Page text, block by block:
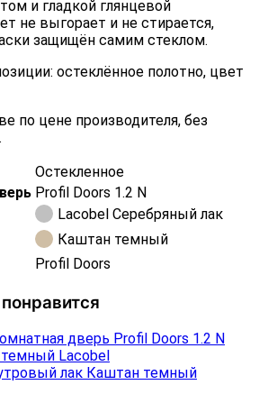
и гладкой глянцевой
не выгорает и не стирается,
защищён самим стеклом.
остеклённое полотно, цвет
по цене производителя, без
Остекленное
Profil Doors 1.2 N
Lacobel Серебряный лак
Каштан темный
Profil Doors